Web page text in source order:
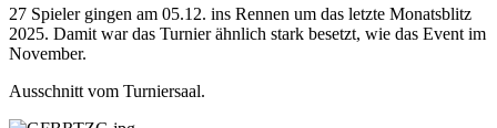
27 Spieler gingen am 05.12. ins Rennen um das letzte Monatsblitz
2025. Damit war das Turnier ähnlich stark besetzt, wie das Event im
November.
Ausschnitt vom Turniersaal.